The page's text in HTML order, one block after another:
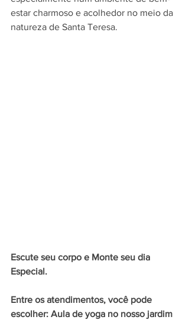
estar charmoso e acolhedor no meio da
natureza de Santa Teresa.
Escute seu corpo e Monte seu dia
Especial.
Entre os atendimentos, você pode
escolher: Aula de yoga no nosso jardim